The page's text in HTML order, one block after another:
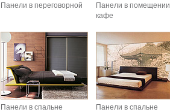
Панели в переговорной
Панели в помещении
кафе
Панели в спальне Панели в спальне